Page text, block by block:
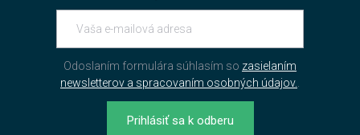
Odoslaním formulára súhlasím so zasielaním
newsletterov a spracovaním osobných údajov.
Prihlásiť sa k odberu